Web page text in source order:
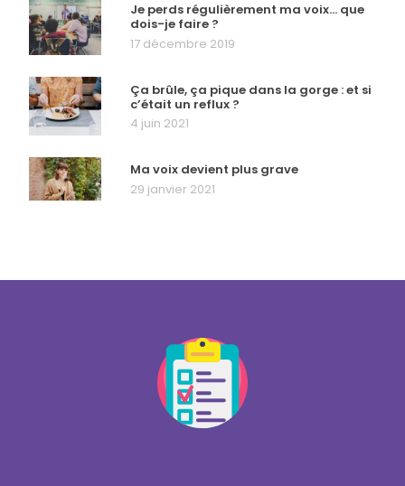
Je perds régulièrement ma voix… que
dois-je faire ?
17 décembre 2019
Ça brûle, ça pique dans la gorge : et si
c’était un reflux ?
4 juin 2021
Ma voix devient plus grave
29 janvier 2021